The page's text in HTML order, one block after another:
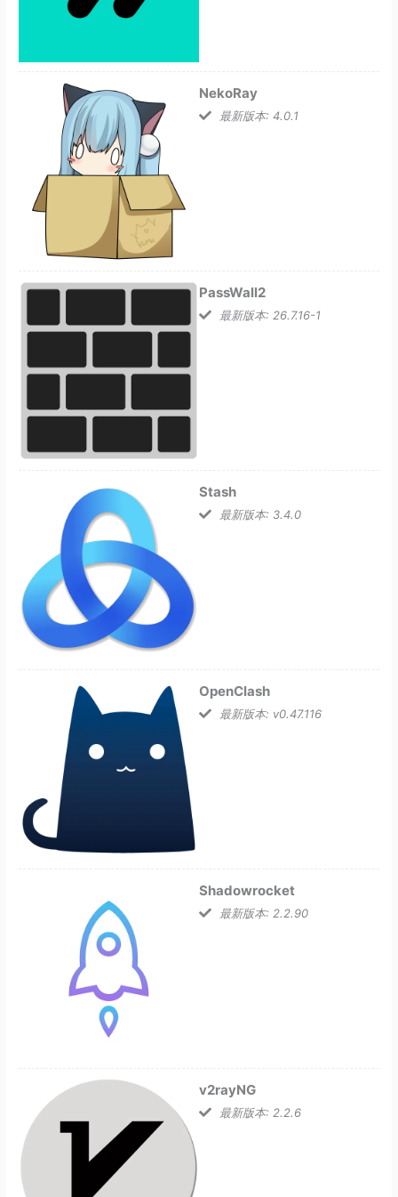
NekoRay
最新版本: 4.0.1
PassWall2
最新版本: 26.7.16-1
Stash
最新版本: 3.4.0
OpenClash
最新版本: v0.47.116
Shadowrocket
最新版本: 2.2.90
v2rayNG
最新版本: 2.2.6